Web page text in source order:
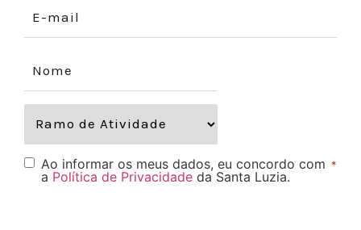
Ao informar os meus dados, eu concordo com
a Política de Privacidade da Santa Luzia.
*